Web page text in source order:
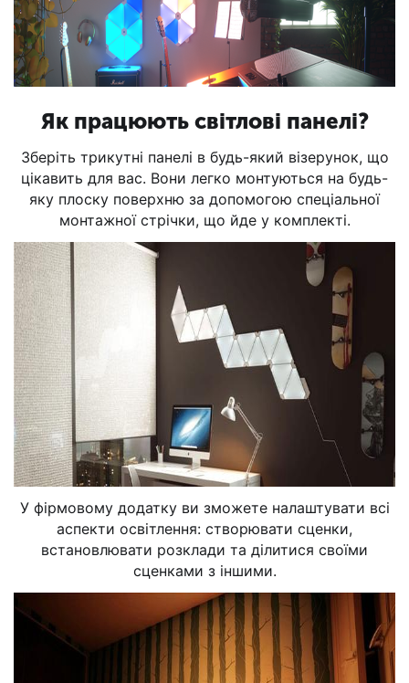
Як працюють світлові панелі?
Зберіть трикутні панелі в будь-який візерунок, що
цікавить для вас. Вони легко монтуються на будь-
яку плоску поверхню за допомогою спеціальної
монтажної стрічки, що йде у комплекті.
У фірмовому додатку ви зможете налаштувати всі
аспекти освітлення: створювати сценки,
встановлювати розклади та ділитися своїми
сценками з іншими.